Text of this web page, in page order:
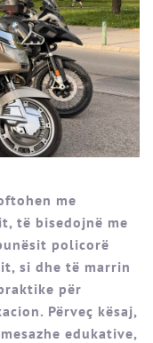
me
të bisedojnë me
policorë
si dhe të marrin
për
Përveç kësaj,
edukative,